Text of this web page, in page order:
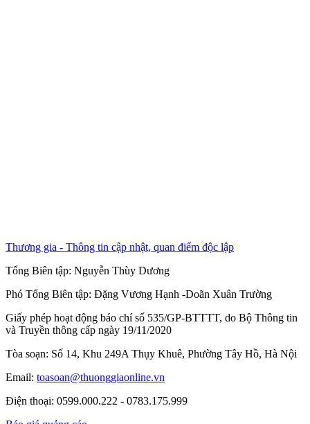
Thương gia - Thông tin cập nhật, quan điểm độc lập
Tổng Biên tập: Nguyễn Thùy Dương
Phó Tổng Biên tập: Đặng Vương Hạnh -Doãn Xuân Trường
Giấy phép hoạt động báo chí số 535/GP-BTTTT, do Bộ Thông tin
và Truyền thông cấp ngày 19/11/2020
Tòa soạn: Số 14, Khu 249A Thụy Khuê, Phường Tây Hồ, Hà Nội
Email: toasoan@thuonggiaonline.vn
Điện thoại: 0599.000.222 - 0783.175.999